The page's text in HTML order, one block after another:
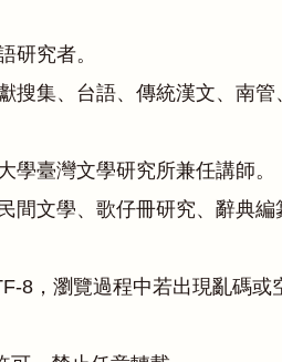
研究者。
搜集、台語、傳統漢文、南管
學臺灣文學研究所兼任講師。
間文學、歌仔冊研究、辭典編
8，瀏覽過程中若出現亂碼或